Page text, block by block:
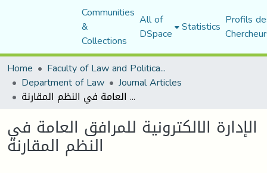
Communities
&
Collections
All of
DSpace Statistics Profils
Home
Faculty of Law and Political Science
Department of Law Journal Articles
الإدارة الالكترونية للمرافق العامة في النظم المقارنة
الإدارة الالكترونية للمرافق العامة في
النظم المقارنة